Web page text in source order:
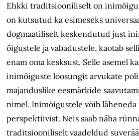
Ehkki traditsiooniliselt on
on kutsutud ka esimeseks
dogmaatiliselt keskendutud just
õigustele ja vabadustele, kaotab
enam oma kesksust. Selle asemel
inimõiguste loosungit arvukate
majanduslike eesmärkide
nimel. Inimõigustele võib
perspektiivist. Neis saab näha
traditsiooniliselt vaadeldud